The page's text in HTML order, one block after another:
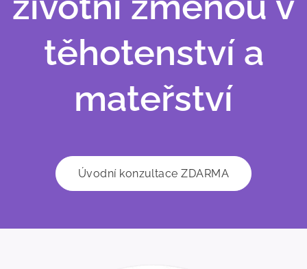
těhotenství a
mateřství
Úvodní konzultace ZDARMA